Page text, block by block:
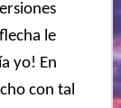
le
yo! En
con tal